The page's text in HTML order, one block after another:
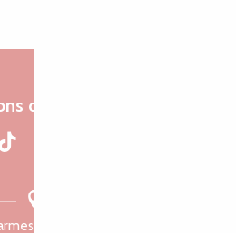
connectés
22300 Lannion